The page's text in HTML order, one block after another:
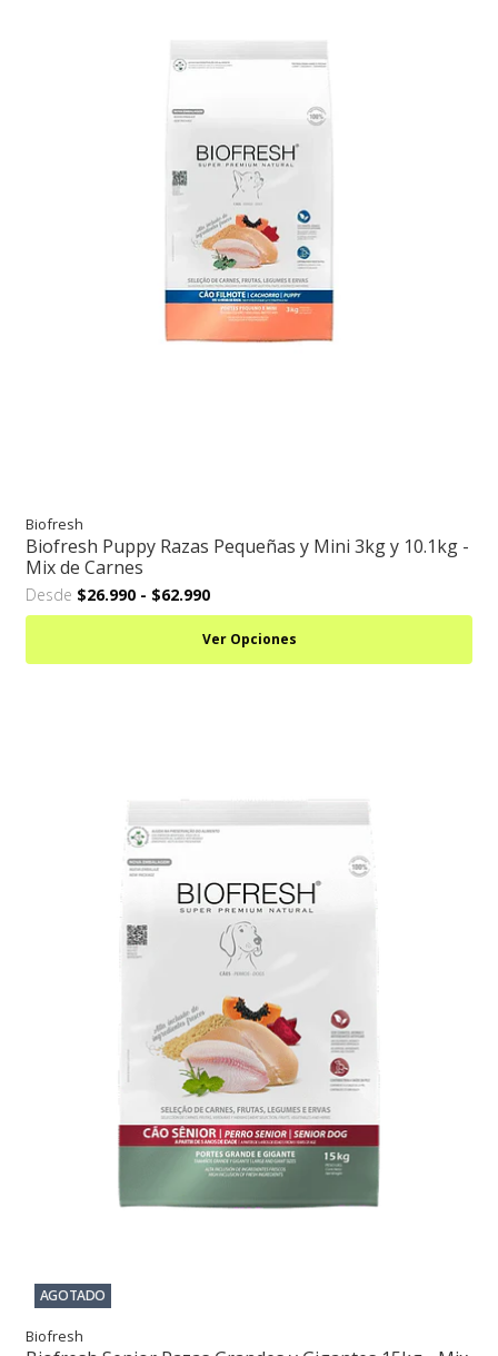
Biofresh
Biofresh Puppy Razas Pequeñas y Mini 3kg y 10.1kg -
Mix de Carnes
Desde $26.990 - $62.990
Ver Opciones
AGOTADO
Biofresh